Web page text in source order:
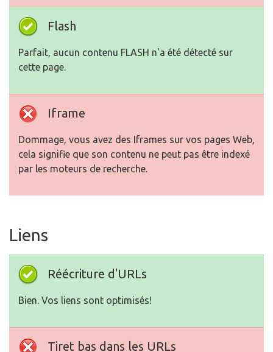
Flash
Parfait, aucun contenu FLASH n'a été détecté sur
cette page.
Iframe
Dommage, vous avez des Iframes sur vos pages Web,
cela signifie que son contenu ne peut pas être indexé
par les moteurs de recherche.
Liens
Réécriture d'URLs
Bien. Vos liens sont optimisés!
Tiret bas dans les URLs